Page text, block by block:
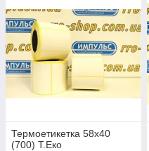
Термоетикетка 58х40
(700) Т.Еко